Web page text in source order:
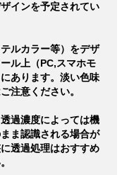
インを予定されてい
ルカラー等）をデザ
ル上（PC,スマホモ
あります。淡い色味
注意ください。
過濃度によっては機
ま認識される場合が
透過処理はおすすめ